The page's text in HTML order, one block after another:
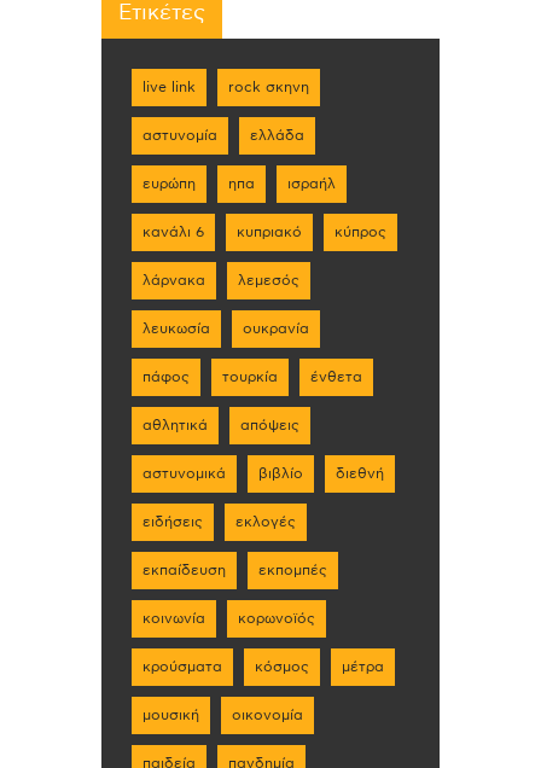
Ετικέτες
live link rock σκηνη
αστυνομία ελλάδα
ευρώπη ηπα ισραήλ
κανάλι 6 κυπριακό κύπρος
λάρνακα λεμεσός
λευκωσία ουκρανία
πάφος τουρκία ένθετα
αθλητικά απόψεις
αστυνομικά βιβλίο διεθνή
ειδήσεις εκλογές
εκπαίδευση εκπομπές
κοινωνία κορωνοϊός
κρούσματα κόσμος μέτρα
μουσική οικονομία
παιδεία πανδημία